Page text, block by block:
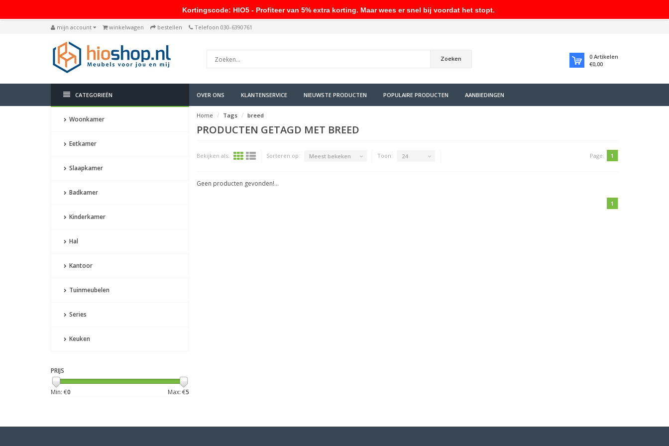
mijn account winkelwagen bestellen Telefoon 030-6390761
Zoeken 0 Artikelen
€0,00
CATEGORIEËN OVER ONS KLANTENSERVICE NIEUWSTE PRODUCTEN POPULAIRE PRODUCTEN AANBIEDINGEN
Woonkamer
Eetkamer
Slaapkamer
Badkamer
Kinderkamer
Hal
Kantoor
Tuinmeubelen
Series
Keuken
PRIJS
Min: €0 Max: €5
Home Tags breed
PRODUCTEN GETAGD MET BREED
Bekijken als: Sorteren op: Meest bekeken Toon: 24 Page: 1
Geen producten gevonden!...
1
Kortingscode: HIO5 - Profiteer van 5% extra korting. Maar wees er snel bij voordat het stopt.